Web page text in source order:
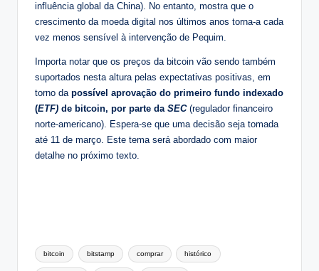
influência global da China). No entanto, mostra que o
crescimento da moeda digital nos últimos anos torna-a cada
vez menos sensível à intervenção de Pequim.
Importa notar que os preços da bitcoin vão sendo também
suportados nesta altura pelas expectativas positivas, em
torno da possível aprovação do primeiro fundo indexado
(ETF) de bitcoin, por parte da SEC(regulador financeiro
norte-americano). Espera-se que uma decisão seja tomada
até 11 de março. Este tema será abordado com maior
detalhe no próximo texto.
Tags:
bitcoin bitstamp comprar histórico